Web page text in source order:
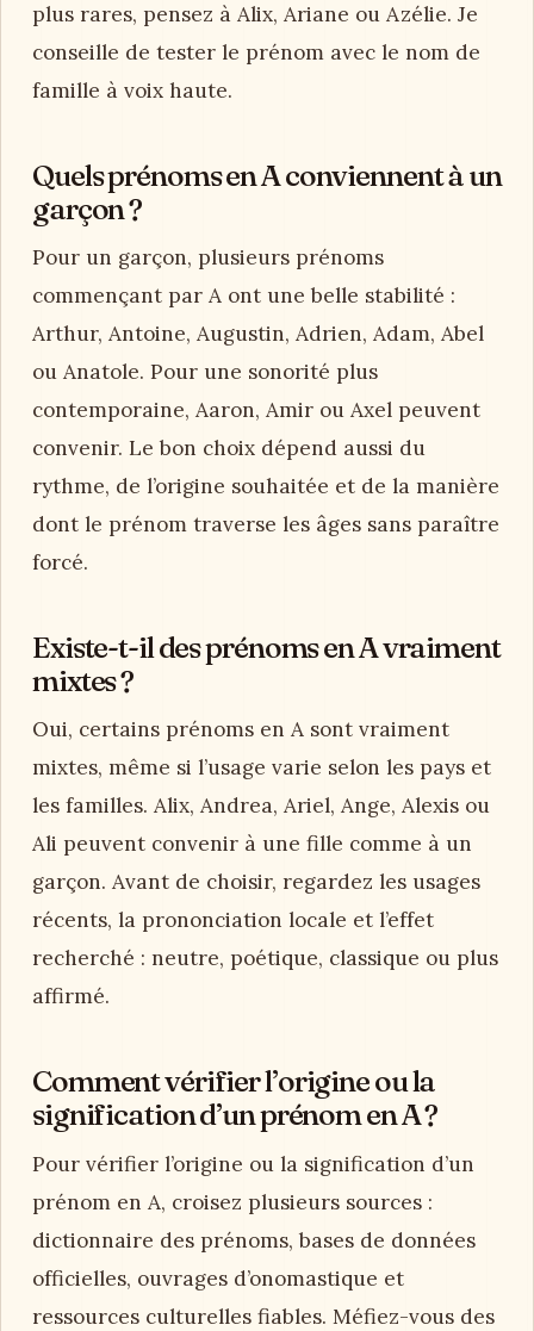
plus rares, pensez à Alix, Ariane ou Azélie. Je
conseille de tester le prénom avec le nom de
famille à voix haute.
Quels prénoms en A conviennent à un
garçon ?
Pour un garçon, plusieurs prénoms
commençant par A ont une belle stabilité :
Arthur, Antoine, Augustin, Adrien, Adam, Abel
ou Anatole. Pour une sonorité plus
contemporaine, Aaron, Amir ou Axel peuvent
convenir. Le bon choix dépend aussi du
rythme, de l’origine souhaitée et de la manière
dont le prénom traverse les âges sans paraître
forcé.
Existe-t-il des prénoms en A vraiment
mixtes ?
Oui, certains prénoms en A sont vraiment
mixtes, même si l’usage varie selon les pays et
les familles. Alix, Andrea, Ariel, Ange, Alexis ou
Ali peuvent convenir à une fille comme à un
garçon. Avant de choisir, regardez les usages
récents, la prononciation locale et l’effet
recherché : neutre, poétique, classique ou plus
affirmé.
Comment vérifier l’origine ou la
signification d’un prénom en A ?
Pour vérifier l’origine ou la signification d’un
prénom en A, croisez plusieurs sources :
dictionnaire des prénoms, bases de données
officielles, ouvrages d’onomastique et
ressources culturelles fiables. Méfiez-vous des